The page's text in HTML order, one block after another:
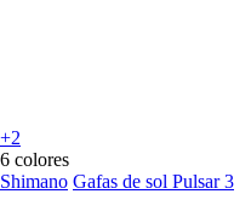
+2
6 colores
Shimano Gafas de sol Pulsar 3